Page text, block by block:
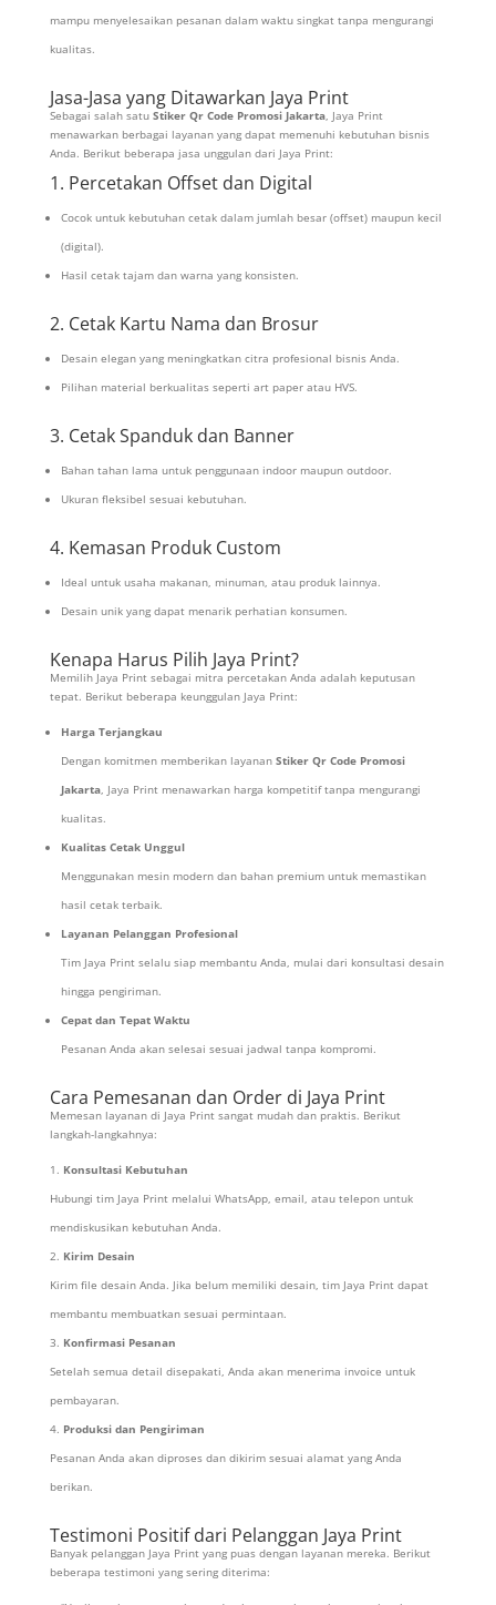
mampu menyelesaikan pesanan dalam waktu singkat tanpa mengurangi
kualitas.
Jasa-Jasa yang Ditawarkan Jaya Print
Sebagai salah satu Stiker Qr Code Promosi Jakarta, Jaya Print
menawarkan berbagai layanan yang dapat memenuhi kebutuhan bisnis
Anda. Berikut beberapa jasa unggulan dari Jaya Print:
1. Percetakan Offset dan Digital
Cocok untuk kebutuhan cetak dalam jumlah besar (offset) maupun kecil
(digital).
Hasil cetak tajam dan warna yang konsisten.
2. Cetak Kartu Nama dan Brosur
Desain elegan yang meningkatkan citra profesional bisnis Anda.
Pilihan material berkualitas seperti art paper atau HVS.
3. Cetak Spanduk dan Banner
Bahan tahan lama untuk penggunaan indoor maupun outdoor.
Ukuran fleksibel sesuai kebutuhan.
4. Kemasan Produk Custom
Ideal untuk usaha makanan, minuman, atau produk lainnya.
Desain unik yang dapat menarik perhatian konsumen.
Kenapa Harus Pilih Jaya Print?
Memilih Jaya Print sebagai mitra percetakan Anda adalah keputusan
tepat. Berikut beberapa keunggulan Jaya Print:
Harga Terjangkau
Dengan komitmen memberikan layanan Stiker Qr Code Promosi
Jakarta, Jaya Print menawarkan harga kompetitif tanpa mengurangi
kualitas.
Kualitas Cetak Unggul
Menggunakan mesin modern dan bahan premium untuk memastikan
hasil cetak terbaik.
Layanan Pelanggan Profesional
Tim Jaya Print selalu siap membantu Anda, mulai dari konsultasi desain
hingga pengiriman.
Cepat dan Tepat Waktu
Pesanan Anda akan selesai sesuai jadwal tanpa kompromi.
Cara Pemesanan dan Order di Jaya Print
Memesan layanan di Jaya Print sangat mudah dan praktis. Berikut
langkah-langkahnya:
Konsultasi Kebutuhan
Hubungi tim Jaya Print melalui WhatsApp, email, atau telepon untuk
mendiskusikan kebutuhan Anda.
Kirim Desain
Kirim file desain Anda. Jika belum memiliki desain, tim Jaya Print dapat
membantu membuatkan sesuai permintaan.
Konfirmasi Pesanan
Setelah semua detail disepakati, Anda akan menerima invoice untuk
pembayaran.
Produksi dan Pengiriman
Pesanan Anda akan diproses dan dikirim sesuai alamat yang Anda
berikan.
Testimoni Positif dari Pelanggan Jaya Print
Banyak pelanggan Jaya Print yang puas dengan layanan mereka. Berikut
beberapa testimoni yang sering diterima: